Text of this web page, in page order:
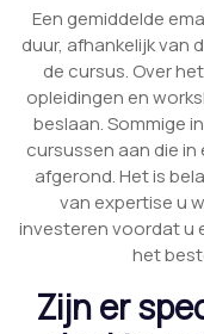
Een gemiddelde
duur, afhankelijk van
de cursus. Over
opleidingen en
beslaan. Sommige
cursussen aan die
afgerond. Het is
van expertise u
investeren voordat u
het
Zijn er